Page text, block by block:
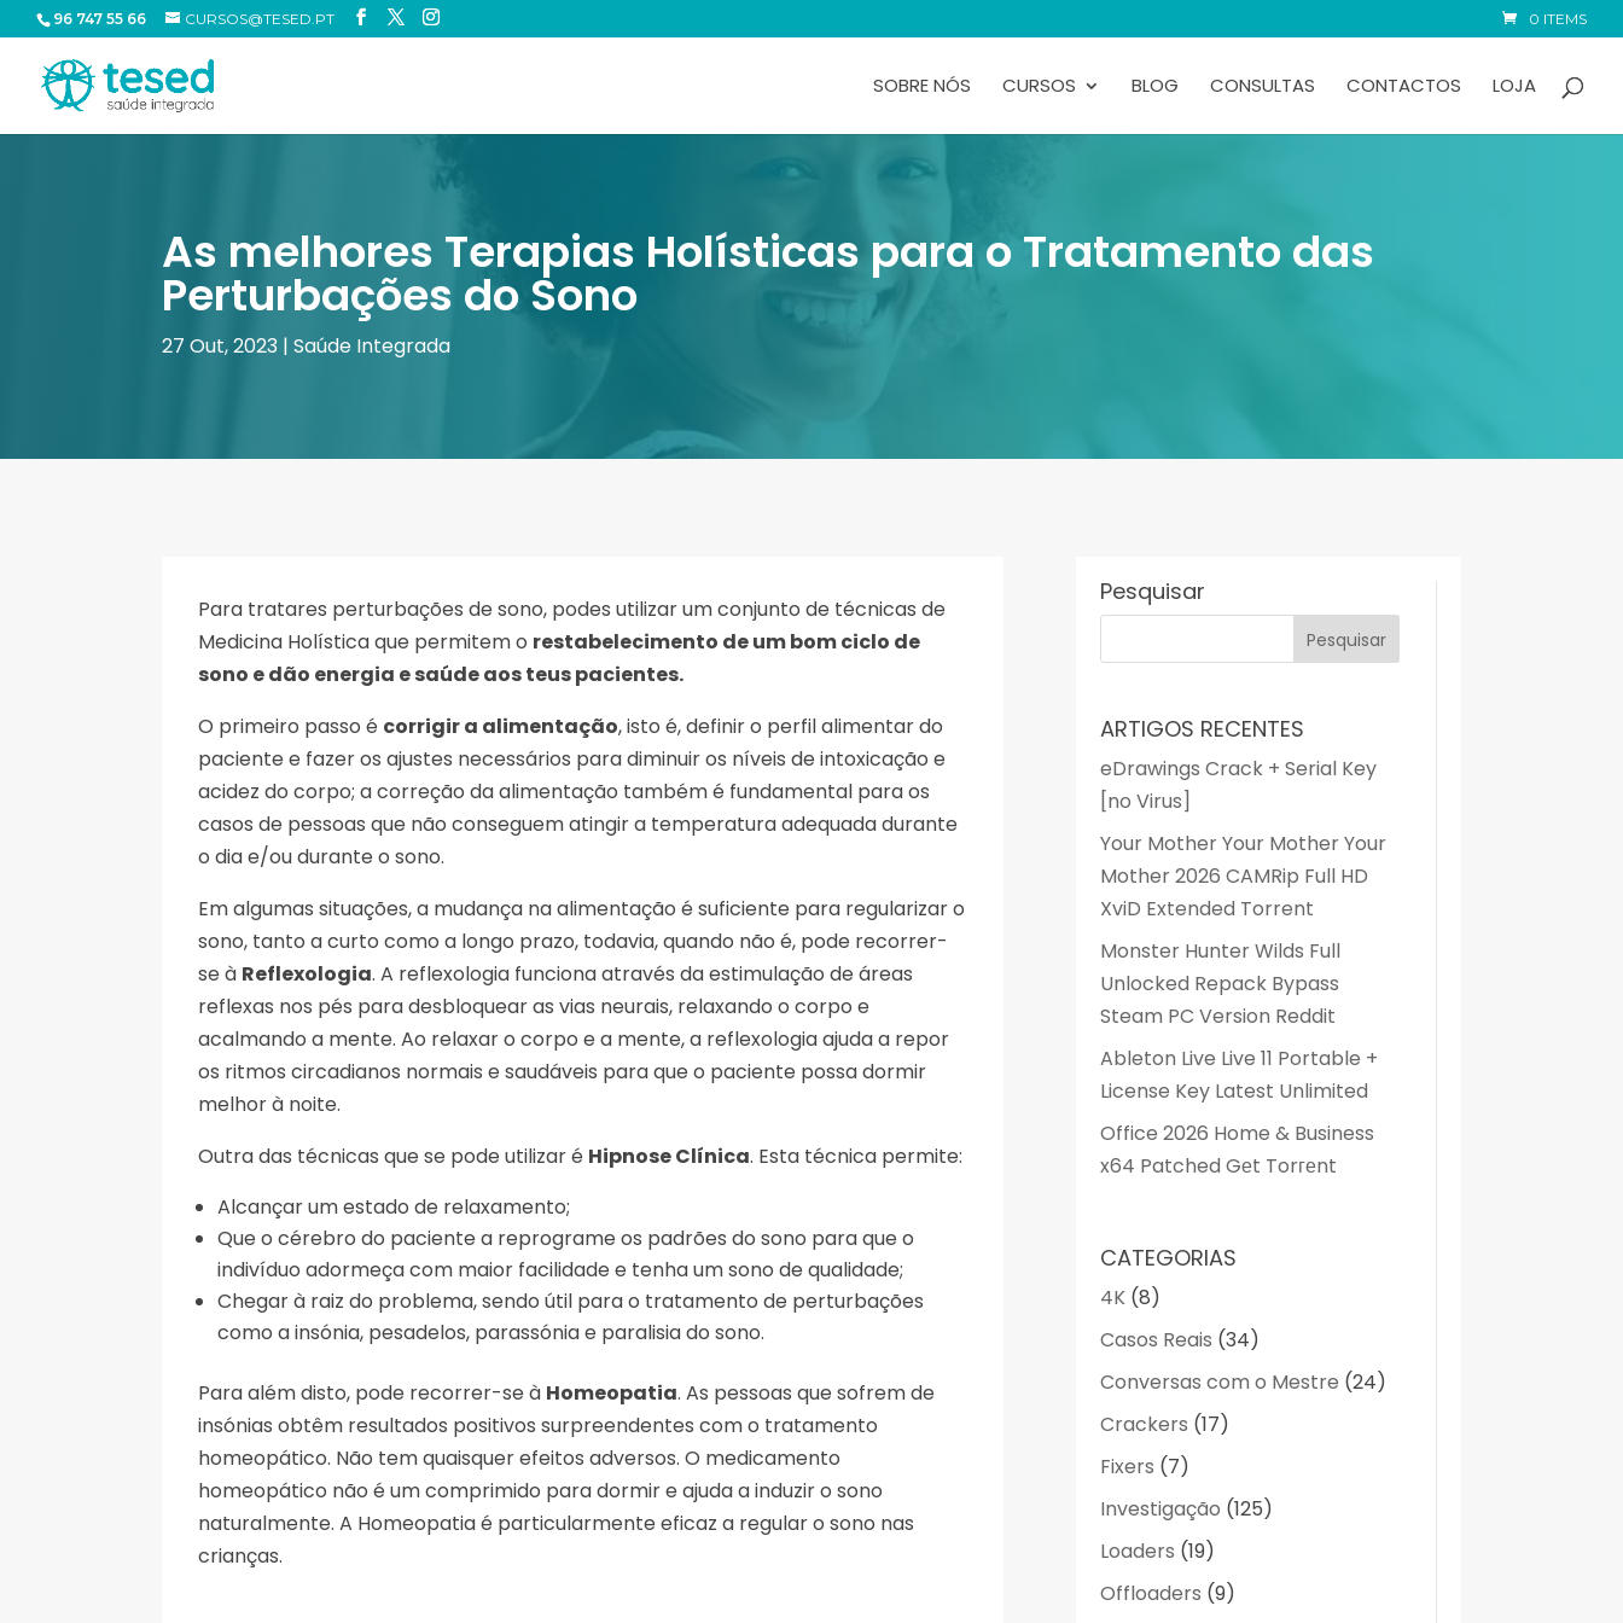
96 747 55 66 CURSOS@TESED.PT 0 ITEMS
SOBRE NÓS CURSOS BLOG CONSULTAS CONTACTOS LOJA
As melhores Terapias Holísticas para o Tratamento das
Perturbações do Sono
27 Out, 2023 |Saúde Integrada
Para tratares perturbações de sono, podes utilizar um conjunto de técnicas de
Medicina Holística que permitem o restabelecimento de um bom ciclo de
sono e dão energia e saúde aos teus pacientes.
O primeiro passo é corrigir a alimentação, isto é, definir o perfil alimentar do
paciente e fazer os ajustes necessários para diminuir os níveis de intoxicação e
acidez do corpo; a correção da alimentação também é fundamental para os
casos de pessoas que não conseguem atingir a temperatura adequada durante
o dia e/ou durante o sono.
Em algumas situações, a mudança na alimentação é suficiente para regularizar o
sono, tanto a curto como a longo prazo, todavia, quando não é, pode recorrer-
se à Reflexologia. A reflexologia funciona através da estimulação de áreas
reflexas nos pés para desbloquear as vias neurais, relaxando o corpo e
acalmando a mente. Ao relaxar o corpo e a mente, a reflexologia ajuda a repor
os ritmos circadianos normais e saudáveis para que o paciente possa dormir
melhor à noite.
Outra das técnicas que se pode utilizar é Hipnose Clínica. Esta técnica permite:
Alcançar um estado de relaxamento;
Que o cérebro do paciente a reprograme os padrões do sono para que o
indivíduo adormeça com maior facilidade e tenha um sono de qualidade;
Chegar à raiz do problema, sendo útil para o tratamento de perturbações
como a insónia, pesadelos, parassónia e paralisia do sono.
Para além disto, pode recorrer-se à Homeopatia. As pessoas que sofrem de
insónias obtêm resultados positivos surpreendentes com o tratamento
homeopático. Não tem quaisquer efeitos adversos. O medicamento
homeopático não é um comprimido para dormir e ajuda a induzir o sono
naturalmente. A Homeopatia é particularmente eficaz a regular o sono nas
crianças.
Pesquisar
ARTIGOS RECENTES
eDrawings Crack + Serial Key
[no Virus]
Your Mother Your Mother Your
Mother 2026 CAMRip Full HD
XviD Extended Torrent
Monster Hunter Wilds Full
Unlocked Repack Bypass
Steam PC Version Reddit
Ableton Live Live 11 Portable +
License Key Latest Unlimited
Office 2026 Home & Business
x64 Patched Gеt Torгеnt
CATEGORIAS
4K(8)
Casos Reais (34)
Conversas com o Mestre (24)
Crackers (17)
Fixers (7)
Investigação (125)
Loaders (19)
Offloaders (9)